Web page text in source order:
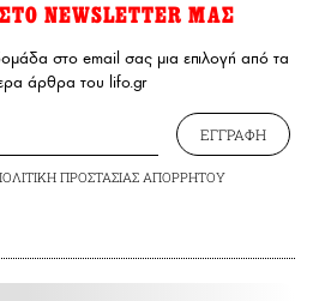
NEWSLETTER ΜΑΣ
στο email σας μια επιλογή από τα
άρθρα του lifo.gr
ΕΓΓΡΑΦΗ
ΠΡΟΣΤΑΣΙΑΣ ΑΠΟΡΡΗΤΟΥ